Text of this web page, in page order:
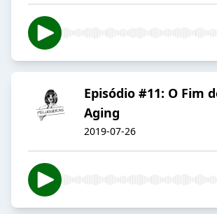
Episódio #11: O Fim
Aging
2019-07-26